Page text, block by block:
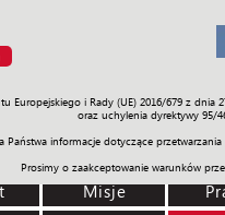
Europejskiego i Rady (UE) 2016/679 z
oraz uchylenia dyrektywy 95/
informacje dotyczące
Prosimy o zaakceptowanie warunków
Prawo Świat Społeczność
Misje